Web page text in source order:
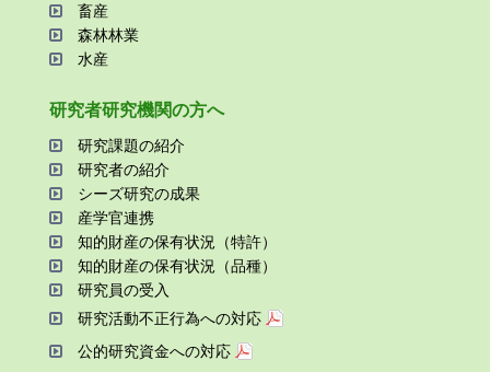
畜産
森林林業
⽔産
研究者研究機関の⽅へ
研究課題の紹介
研究者の紹介
シーズ研究の成果
産学官連携
知的財産の保有状況（特許）
知的財産の保有状況（品種）
研究員の受⼊
研究活動不正⾏為への対応
公的研究資金への対応